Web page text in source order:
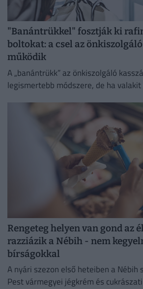
"Banántrükkel" fosztják ki
boltokat: a csel az
működik
A „banántrükk” az önkiszolgáló
legismertebb módszere, de ha
Rengeteg helyen van gond az
razziázik a Nébih - nem
bírságokkal
A nyári szezon első heteiben a Nébih
Pest vármegyei jégkrém és